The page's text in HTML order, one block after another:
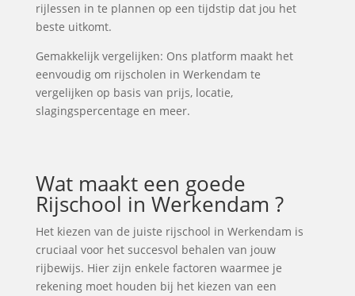
rijlessen in te plannen op een tijdstip dat jou het
beste uitkomt.
Gemakkelijk vergelijken: Ons platform maakt het
eenvoudig om rijscholen in Werkendam te
vergelijken op basis van prijs, locatie,
slagingspercentage en meer.
Wat maakt een goede
Rijschool in Werkendam ?
Het kiezen van de juiste rijschool in Werkendam is
cruciaal voor het succesvol behalen van jouw
rijbewijs. Hier zijn enkele factoren waarmee je
rekening moet houden bij het kiezen van een